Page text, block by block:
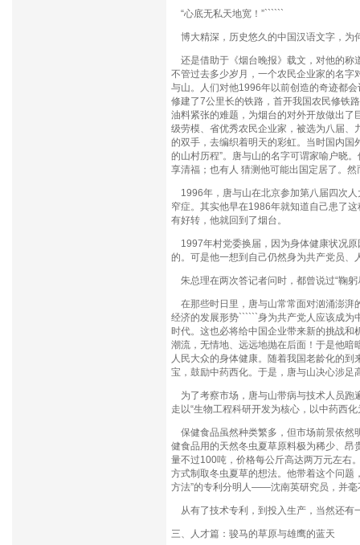
“心底无私天地宽！”``````
博大精深，历史悠久的中国汉语文字，为
还是借助于《烟台晚报》载文，对他的称
不管过去多少岁月，一个农民企业家的名
与山。人们对他1996年以前创造的奇迹都
修建了7公里长的铁路，首开我国农民修铁
油料紧张的难题，为烟台的对外开放做出了
级劳模、省优秀农民企业家，被选为八届
的双手，去编织着明天的彩虹。当时国内国
的山村历程”。唐与山的名字可谓家喻户晓
享清福；也有人 猜测他可能出国定居了。
1996年，唐与山在北京参加第八届四次
窄症。其实他早在1986年就知道自己患了
有好转，他就回到了烟台。
1997年村党委换届，因为身体健康状况原
的。可是他一想到自己仍然身为共产党员、
朱总理在两次答记者问时，都曾说过“鞠
在那些时日里，唐与山常常面对汹涌澎湃
经济的发展形势``````身为共产党人应该成
时代。这也必将给中国企业带来新的挑战
潮流，无情地、远远地抛在后面！于是他
人民大众的身体健康。随着我国老龄化的
宝，鼓励中药西化。于是，唐与山决心涉足
为了考察市场，唐与山带病与技术人员跑
走以“生物工程科研开发为核心，以中药西
保健食品虽然种类繁多，但市场前景依然
健食品用的天然冬虫夏草原料极为稀少、
量不过100吨，价格每公斤高达两万元左右
方式制取冬虫夏草的想法。他带着这个问题
方法”的专利分明人——沈南英研究员，并毫
从有了技术专利，到投入生产，当然还有
三、人才篇：骏马的草原与雄鹰的蓝天